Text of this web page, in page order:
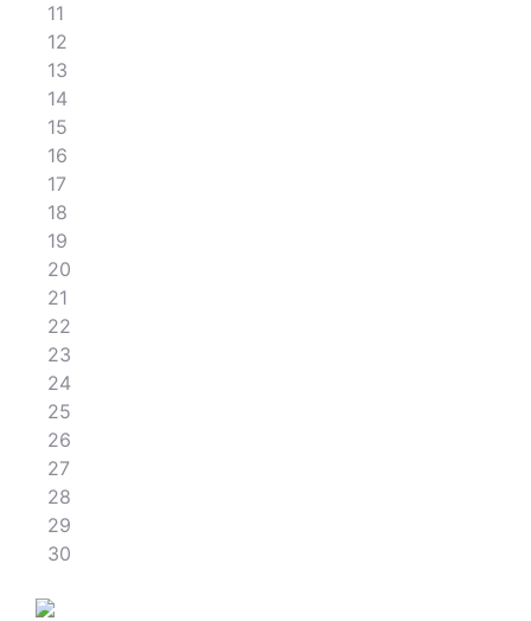
11
12
13
14
15
16
17
18
19
20
21
22
23
24
25
26
27
28
29
30